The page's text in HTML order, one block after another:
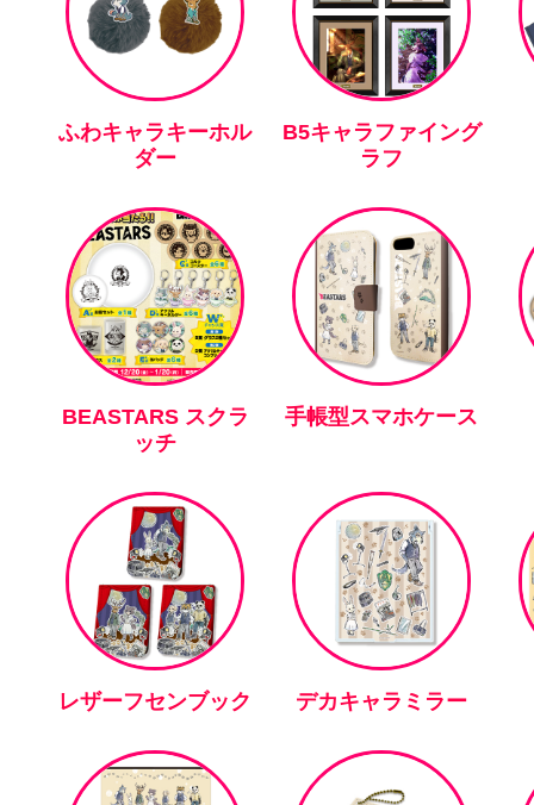
ふわキャラキーホル
ダー
B5キャラファイング
ラフ
BEASTARS スクラ
ッチ
手帳型スマホケース
レザーフセンブック デカキャラミラー